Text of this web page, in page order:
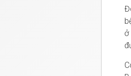
ở